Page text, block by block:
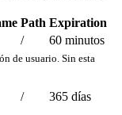
Path Expiration
/ 60 minutos
de usuario. Sin esta
/ 365 días